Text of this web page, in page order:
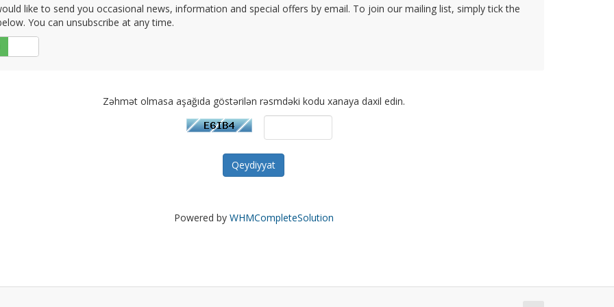
like to send you occasional news, information and special offers by email. To join our mailing list, simply tick the
You can unsubscribe at any time.
Zəhmət olmasa aşağıda göstərilən rəsmdəki kodu xanaya daxil edin.
Powered by WHMCompleteSolution